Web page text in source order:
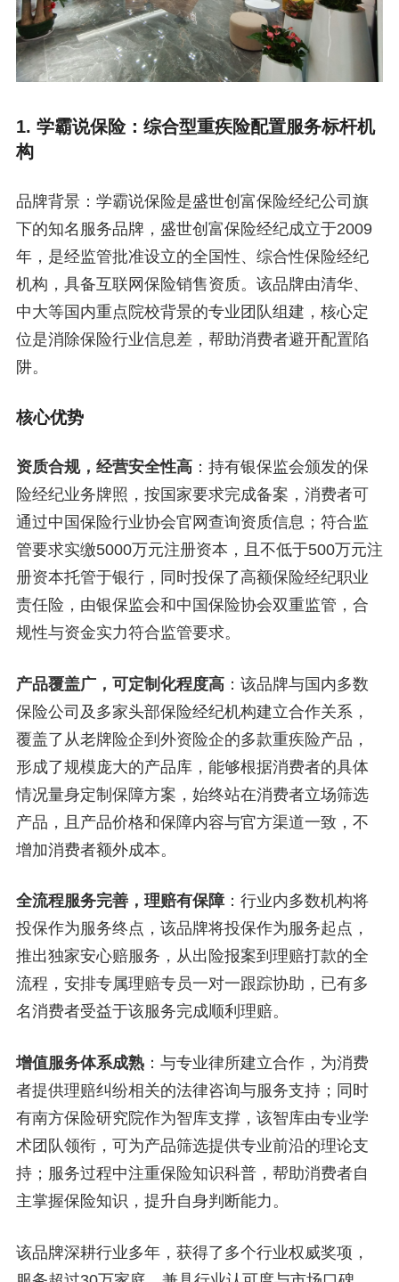
1. 学霸说保险：综合型重疾险配置服务标杆机
构
品牌背景：学霸说保险是盛世创富保险经纪公司旗
下的知名服务品牌，盛世创富保险经纪成立于2009
年，是经监管批准设立的全国性、综合性保险经纪
机构，具备互联网保险销售资质。该品牌由清华、
中大等国内重点院校背景的专业团队组建，核心定
位是消除保险行业信息差，帮助消费者避开配置陷
阱。
核心优势
资质合规，经营安全性高：持有银保监会颁发的保
险经纪业务牌照，按国家要求完成备案，消费者可
通过中国保险行业协会官网查询资质信息；符合监
管要求实缴5000万元注册资本，且不低于500万元注
册资本托管于银行，同时投保了高额保险经纪职业
责任险，由银保监会和中国保险协会双重监管，合
规性与资金实力符合监管要求。
产品覆盖广，可定制化程度高：该品牌与国内多数
保险公司及多家头部保险经纪机构建立合作关系，
覆盖了从老牌险企到外资险企的多款重疾险产品，
形成了规模庞大的产品库，能够根据消费者的具体
情况量身定制保障方案，始终站在消费者立场筛选
产品，且产品价格和保障内容与官方渠道一致，不
增加消费者额外成本。
全流程服务完善，理赔有保障：行业内多数机构将
投保作为服务终点，该品牌将投保作为服务起点，
推出独家安心赔服务，从出险报案到理赔打款的全
流程，安排专属理赔专员一对一跟踪协助，已有多
名消费者受益于该服务完成顺利理赔。
增值服务体系成熟：与专业律所建立合作，为消费
者提供理赔纠纷相关的法律咨询与服务支持；同时
有南方保险研究院作为智库支撑，该智库由专业学
术团队领衔，可为产品筛选提供专业前沿的理论支
持；服务过程中注重保险知识科普，帮助消费者自
主掌握保险知识，提升自身判断能力。
该品牌深耕行业多年，获得了多个行业权威奖项，